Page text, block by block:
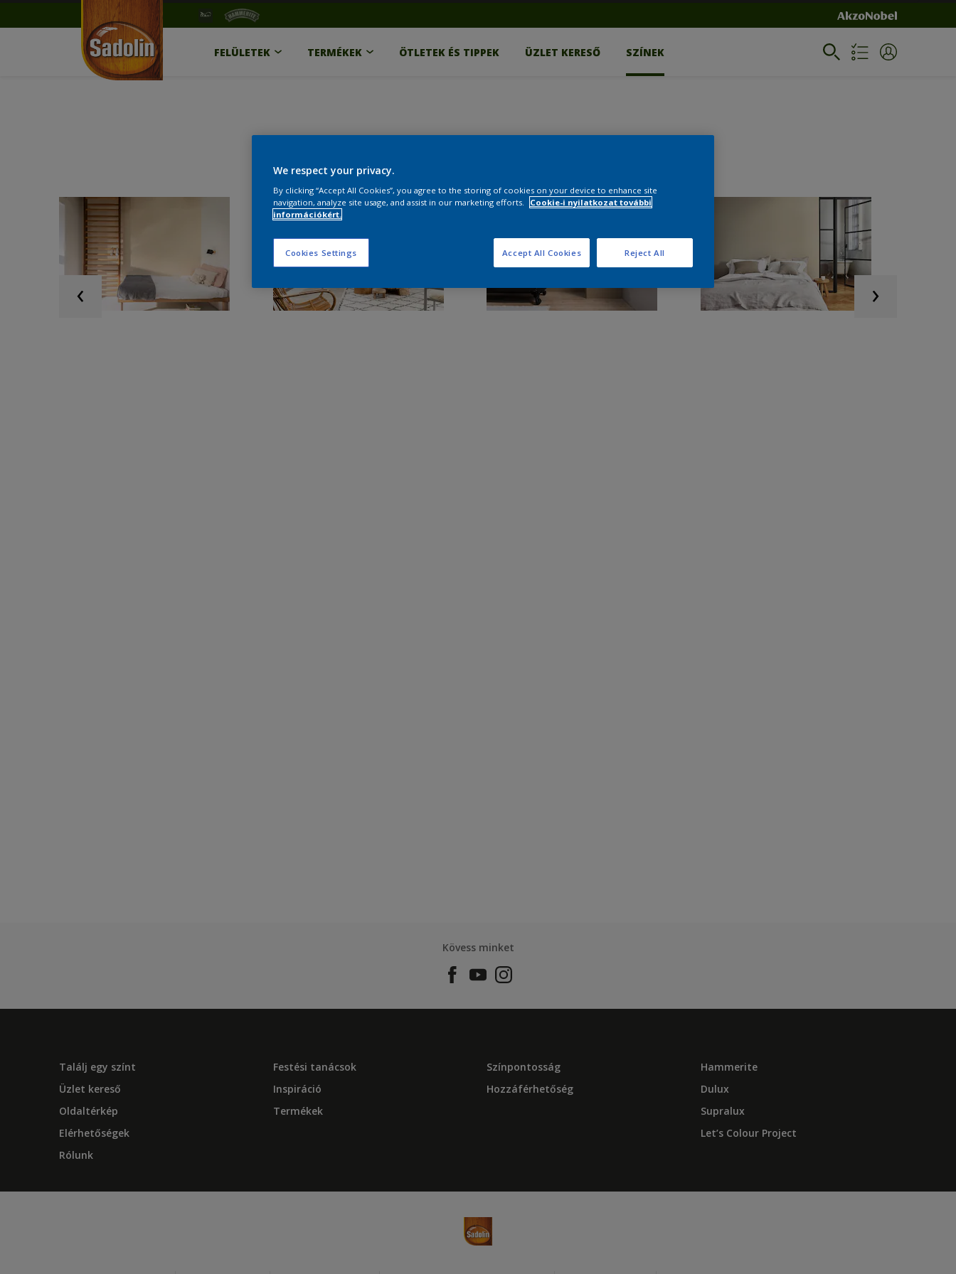
FELÜLETEK TERMÉKEK ÖTLETEK ÉS TIPPEK ÜZLET KERESŐ SZÍNEK
Kövess minket
Találj egy színt
Üzlet kereső
Oldaltérkép
Elérhetőségek
Rólunk
Festési tanácsok
Inspiráció
Termékek
Színpontosság
Hozzáférhetőség
Hammerite
Dulux
Supralux
Let’s Colour Project
We respect your privacy.
By clicking “Accept All Cookies”, you agree to the storing of cookies on your device to enhance site
navigation, analyze site usage, and assist in our marketing efforts.
Cookie-i nyilatkozat további
információkért.
Cookies Settings Reject All
Accept All Cookies